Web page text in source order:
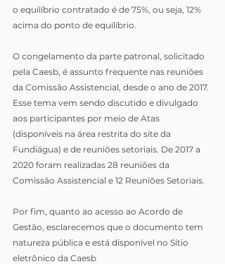
o equilíbrio contratado é de 75%, ou seja, 12%
acima do ponto de equilíbrio.
O congelamento da parte patronal, solicitado
pela Caesb, é assunto frequente nas reuniões
da Comissão Assistencial, desde o ano de 2017.
Esse tema vem sendo discutido e divulgado
aos participantes por meio de Atas
(disponíveis na área restrita do site da
Fundiágua) e de reuniões setoriais. De 2017 a
2020 foram realizadas 28 reuniões da
Comissão Assistencial e 12 Reuniões Setoriais.
Por fim, quanto ao acesso ao Acordo de
Gestão, esclarecemos que o documento tem
natureza pública e está disponível no Sítio
eletrônico da Caesb